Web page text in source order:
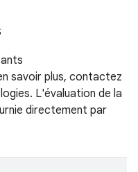
savoir plus, contactez
L'évaluation de la
directement par